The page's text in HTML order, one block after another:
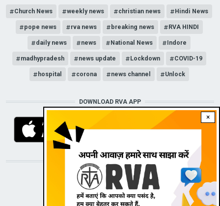
×
Church News weekly news christian news Hindi News
pope news rva news breaking news RVA HINDI
daily news news National News Indore
madhypradesh news update Lockdown COVID-19
hospital corona news channel Unlock
DOWNLOAD RVA APP
STAY CONNECTED WITH US!